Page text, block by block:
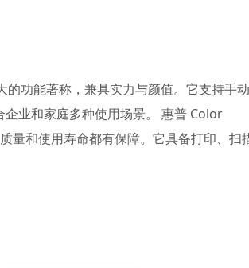
功能著称，兼具实力与颜值。它支持手
业和家庭多种使用场景。 惠普 Color
量和使用寿命都有保障。它具备打印、扫